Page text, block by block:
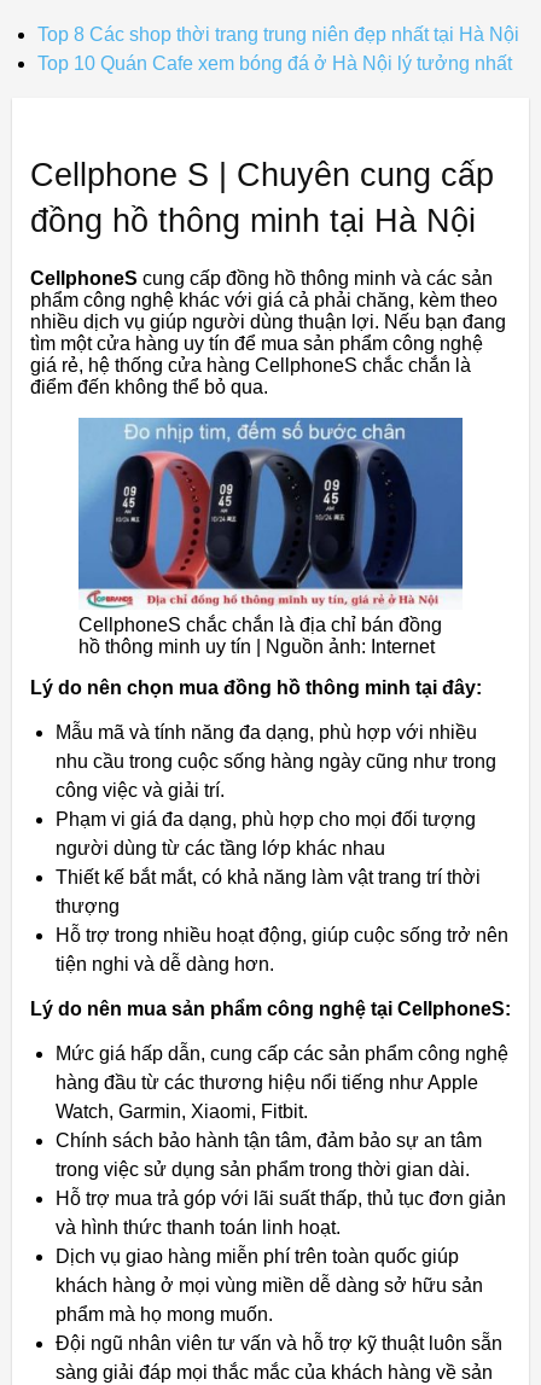
Top 8 Các shop thời trang trung niên đẹp nhất tại Hà Nội
Top 10 Quán Cafe xem bóng đá ở Hà Nội lý tưởng nhất
Cellphone S | Chuyên cung cấp
đồng hồ thông minh tại Hà Nội
CellphoneS cung cấp đồng hồ thông minh và các sản
phẩm công nghệ khác với giá cả phải chăng, kèm theo
nhiều dịch vụ giúp người dùng thuận lợi. Nếu bạn đang
tìm một cửa hàng uy tín để mua sản phẩm công nghệ
giá rẻ, hệ thống cửa hàng CellphoneS chắc chắn là
điểm đến không thể bỏ qua.
CellphoneS chắc chắn là địa chỉ bán đồng
hồ thông minh uy tín | Nguồn ảnh: Internet
Lý do nên chọn mua đồng hồ thông minh tại đây:
Mẫu mã và tính năng đa dạng, phù hợp với nhiều
nhu cầu trong cuộc sống hàng ngày cũng như trong
công việc và giải trí.
Phạm vi giá đa dạng, phù hợp cho mọi đối tượng
người dùng từ các tầng lớp khác nhau
Thiết kế bắt mắt, có khả năng làm vật trang trí thời
thượng
Hỗ trợ trong nhiều hoạt động, giúp cuộc sống trở nên
tiện nghi và dễ dàng hơn.
Lý do nên mua sản phẩm công nghệ tại CellphoneS:
Mức giá hấp dẫn, cung cấp các sản phẩm công nghệ
hàng đầu từ các thương hiệu nổi tiếng như Apple
Watch, Garmin, Xiaomi, Fitbit.
Chính sách bảo hành tận tâm, đảm bảo sự an tâm
trong việc sử dụng sản phẩm trong thời gian dài.
Hỗ trợ mua trả góp với lãi suất thấp, thủ tục đơn giản
và hình thức thanh toán linh hoạt.
Dịch vụ giao hàng miễn phí trên toàn quốc giúp
khách hàng ở mọi vùng miền dễ dàng sở hữu sản
phẩm mà họ mong muốn.
Đội ngũ nhân viên tư vấn và hỗ trợ kỹ thuật luôn sẵn
sàng giải đáp mọi thắc mắc của khách hàng về sản